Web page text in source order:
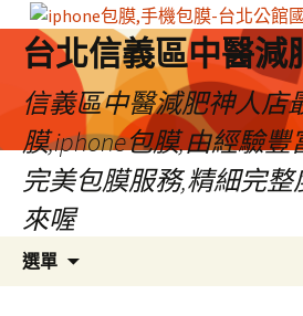
台北信義區中醫減
信義區中醫減肥神人店
膜,iphone包膜,由經驗
完美包膜服務,精細完
來喔
選單